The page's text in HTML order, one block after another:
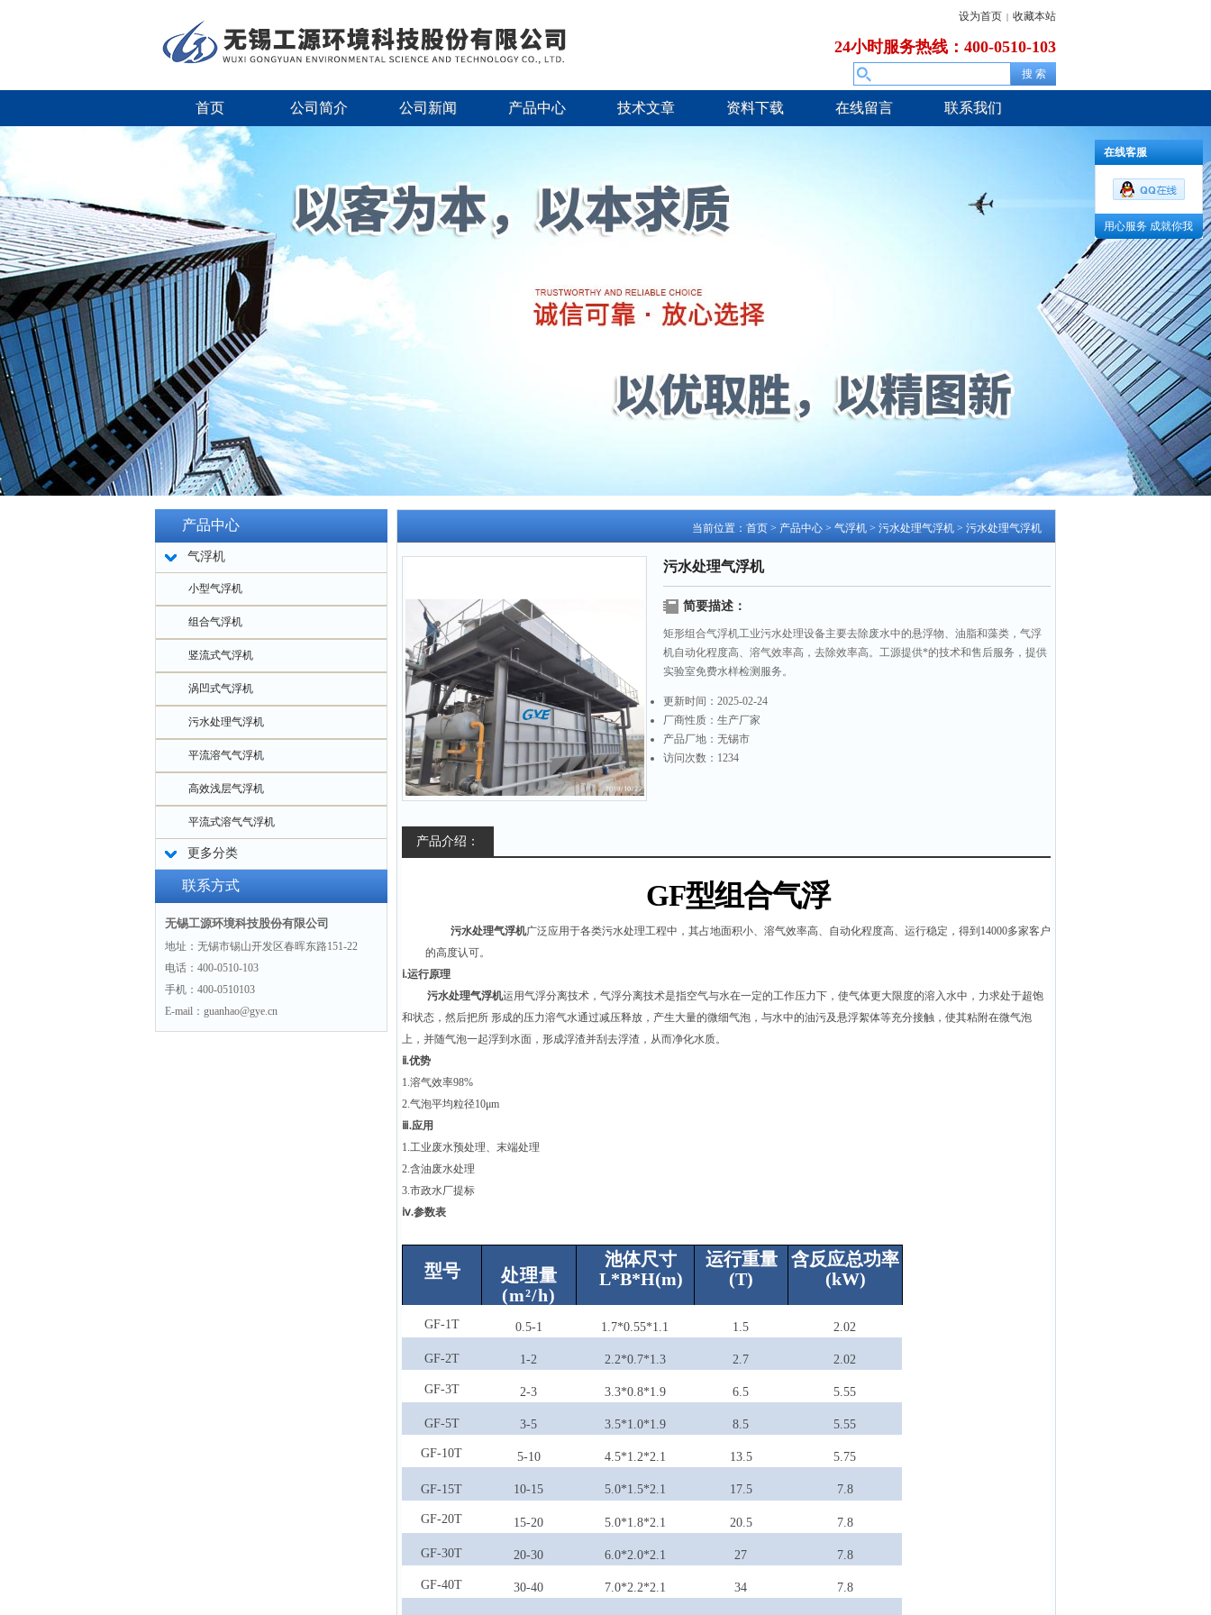
设为首页 | 收藏本站
24小时服务热线：400-0510-103
首页 公司简介 公司新闻 产品中心 技术文章 资料下载 在线留言 联系我们
产品中心
气浮机
小型气浮机
组合气浮机
竖流式气浮机
涡凹式气浮机
污水处理气浮机
平流溶气气浮机
高效浅层气浮机
平流式溶气气浮机
更多分类
联系方式
无锡工源环境科技股份有限公司
地址：无锡市锡山开发区春晖东路151-22
电话：400-0510-103
手机：400-0510103
E-mail：guanhao@gye.cn
当前位置： 首页 > 产品中心 > 气浮机 > 污水处理气浮机 > 污水处理气浮机
污水处理气浮机
简要描述：
矩形组合气浮机工业污水处理设备主要去除废水中的悬浮物、油脂和藻类，气浮
机自动化程度高、溶气效率高，去除效率高。工源提供*的技术和售后服务，提供
实验室免费水样检测服务。
更新时间： 2025-02-24
厂商性质： 生产厂家
产品厂地： 无锡市
访问次数： 1234
产品介绍：
GF型组合气浮
污水处理气浮机广泛应用于各类污水处理工程中，其占地面积小、溶气效率高、自动化程度高、运行稳定，得到14000多家客户
的高度认可。
ⅰ.运行原理
污水处理气浮机运用气浮分离技术， 气浮分离技术是指空气与水在一定的工作压力下，使气体更大限度的溶入水中，力求处于超饱
和状态，然后把所 形成的压力溶气水通过减压释放，产生大量的微细气泡，与水中的油污及悬浮絮体等充分接触，使其粘附在微气泡
上，并随气泡一起浮到水面，形成浮渣并刮去浮渣，从而净化水质。
ⅱ.优势
1.溶气效率98%
2.气泡平均粒径10μm
ⅲ.应用
1.工业废水预处理、末端处理
2.含油废水处理
3.市政水厂提标
ⅳ.参数表
型号
处理量
(m²/h)
池体尺寸
L*B*H(m)
运行重量
(T)
含反应总功率
(kW)
GF-1T 0.5-1 1.7*0.55*1.1 1.5 2.02
GF-2T 1-2 2.2*0.7*1.3 2.7 2.02
GF-3T 2-3 3.3*0.8*1.9 6.5 5.55
GF-5T 3-5 3.5*1.0*1.9 8.5 5.55
GF-10T 5-10 4.5*1.2*2.1 13.5 5.75
GF-15T 10-15 5.0*1.5*2.1 17.5 7.8
GF-20T 15-20 5.0*1.8*2.1 20.5 7.8
GF-30T 20-30 6.0*2.0*2.1 27 7.8
GF-40T 30-40 7.0*2.2*2.1 34 7.8
在线客服
用心服务 成就你我